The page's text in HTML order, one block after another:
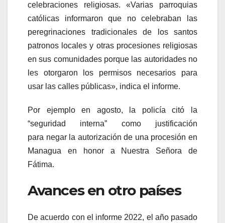
celebraciones religiosas. «Varias parroquias
católicas informaron que no celebraban las
peregrinaciones tradicionales de los santos
patronos locales y otras procesiones religiosas
en sus comunidades porque las autoridades no
les otorgaron los permisos necesarios para
usar las calles públicas», indica el informe.
Por ejemplo en agosto, la policía citó la
“seguridad interna” como justificación
para negar la autorización de una procesión en
Managua en honor a Nuestra Señora de
Fátima.
Avances en otro países
De acuerdo con el informe 2022, el año pasado